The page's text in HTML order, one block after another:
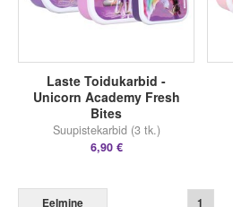
Laste Toidukarbid -
Unicorn Academy Fresh
Bites
Suupistekarbid (3 tk.)
6,90 €
Eelmine 1